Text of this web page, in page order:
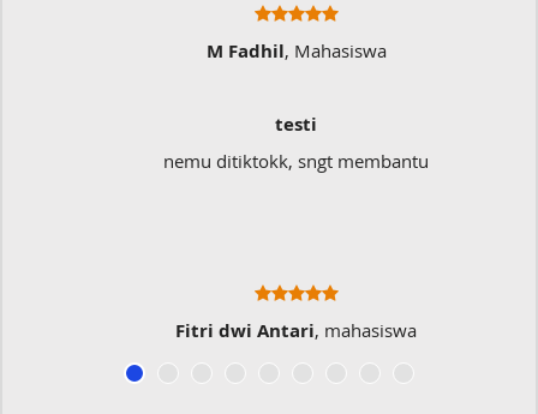
M Fadhil, Mahasiswa
testi
nemu ditiktokk, sngt membantu
Fitri dwi Antari, mahasiswa